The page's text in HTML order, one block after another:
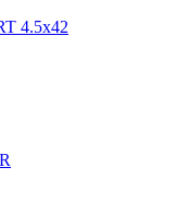
4.5x42